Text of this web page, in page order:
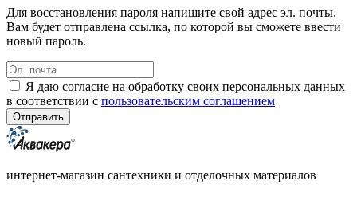
Для восстановления пароля напишите свой адрес эл. почты.
Вам будет отправлена ссылка, по которой вы сможете ввести
новый пароль.
Я даю согласие на обработку своих персональных данных
в соответствии с пользовательским соглашением
интернет-магазин сантехники и отделочных материалов